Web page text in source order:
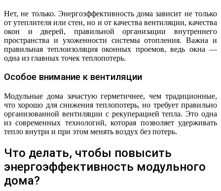
Нет, не только. Энергоэффективность дома зависит не только
от утеплителя или стен, но и от качества вентиляции, качества
окон и дверей, правильной организации внутреннего
пространства и ухоженности системы отопления. Важна и
правильная теплоизоляция оконных проемов, ведь окна —
одна из главных точек теплопотерь.
Особое внимание к вентиляции
Модульные дома зачастую герметичнее, чем традиционные,
что хорошо для снижения теплопотерь, но требует правильно
организованной вентиляции с рекуперацией тепла. Это одна
из современных технологий, которая позволяет удерживать
тепло внутри и при этом менять воздух без потерь.
Что делать, чтобы повысить
энергоэффективность модульного
дома?